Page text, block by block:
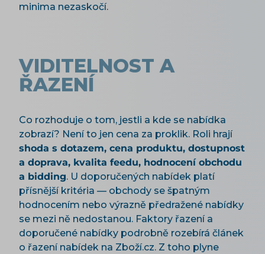
minima nezaskočí.
VIDITELNOST A
ŘAZENÍ
Co rozhoduje o tom, jestli a kde se nabídka
zobrazí? Není to jen cena za proklik. Roli hrají
shoda s dotazem, cena produktu, dostupnost
a doprava, kvalita feedu, hodnocení obchodu
a bidding. U doporučených nabídek platí
přísnější kritéria — obchody se špatným
hodnocením nebo výrazně předražené nabídky
se mezi ně nedostanou. Faktory řazení a
doporučené nabídky podrobně rozebírá článek
o řazení nabídek na Zboží.cz. Z toho plyne